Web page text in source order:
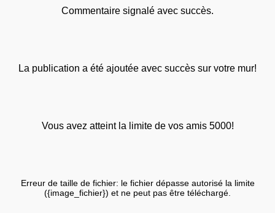
Commentaire signalé avec succès.
La publication a été ajoutée avec succès sur votre mur!
Vous avez atteint la limite de vos amis 5000!
Erreur de taille de fichier: le fichier dépasse autorisé la limite
({image_fichier}) et ne peut pas être téléchargé.